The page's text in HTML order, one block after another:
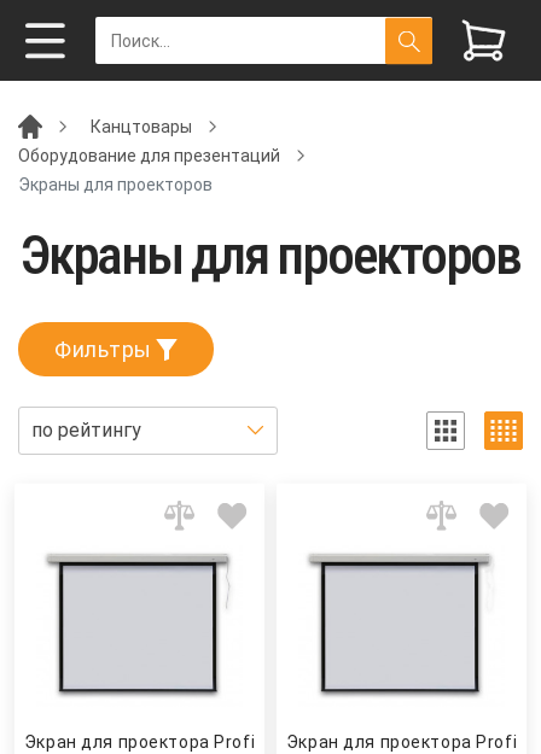
Канцтовары
Оборудование для презентаций
Экраны для проекторов
Экраны для проекторов
Фильтры
Экран для проектора Profi
Экран для проектора Profi